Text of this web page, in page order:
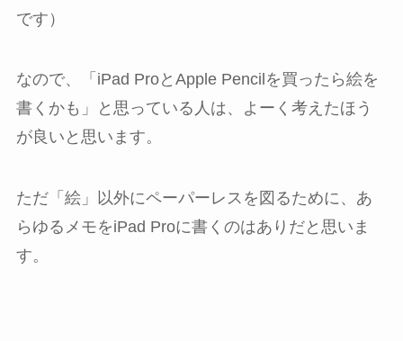
です）
なので、「iPad ProとApple Pencilを買ったら絵を
書くかも」と思っている人は、よーく考えたほう
が良いと思います。
ただ「絵」以外にペーパーレスを図るために、あ
らゆるメモをiPad Proに書くのはありだと思いま
す。